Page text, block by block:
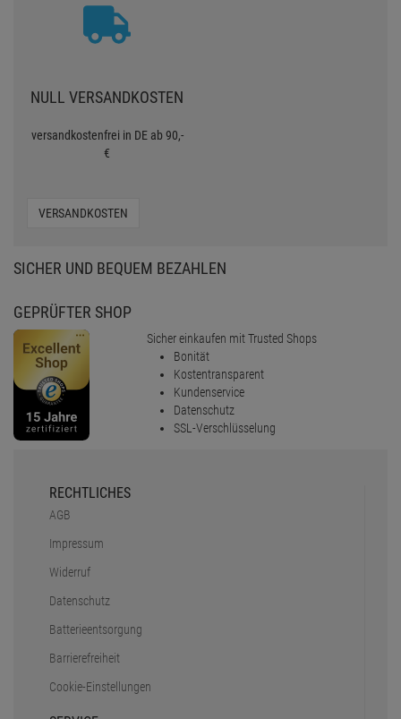
NULL VERSANDKOSTEN
versandkostenfrei in DE ab 90,-
€
VERSANDKOSTEN
SICHER UND BEQUEM BEZAHLEN
GEPRÜFTER SHOP
Sicher einkaufen mit Trusted Shops
Bonität
Kostentransparent
Kundenservice
Datenschutz
SSL-Verschlüsselung
RECHTLICHES
AGB
Impressum
Widerruf
Datenschutz
Batterieentsorgung
Barrierefreiheit
Cookie-Einstellungen